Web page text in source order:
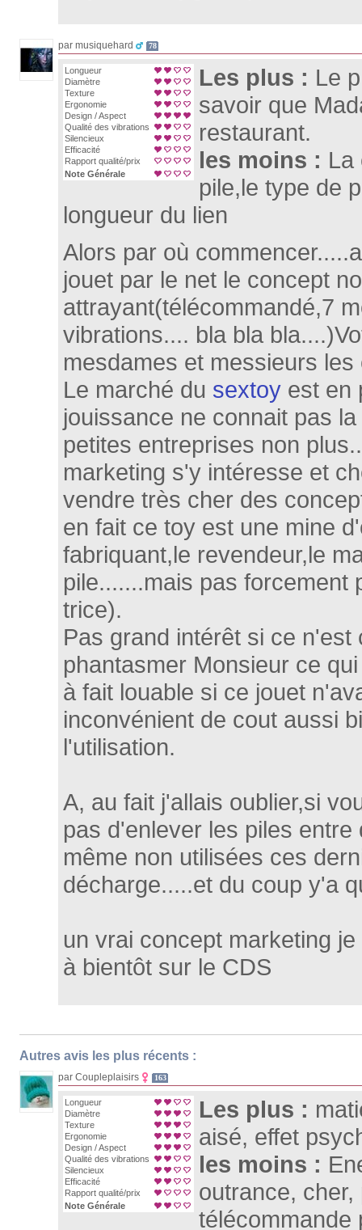
par musiquehard 78
Longueur
Diamètre
Texture
Ergonomie
Design / Aspect
Qualité des vibrations
Silencieux
Efficacité
Rapport qualité/prix
Note Générale
Les plus : Le
savoir que
restaurant.
les moins : La
pile,le type de
longueur du lien
Alors par où
jouet par le net le concept
attrayant(télécommandé,7
vibrations.... bla bla
mesdames et messieurs
Le marché du sextoy est en
jouissance ne connait pas
petites entreprises non
marketing s'y intéresse et
vendre très cher des
en fait ce toy est une mine
fabriquant,le revendeur,le
pile.......mais pas forcement
trice).
Pas grand intérêt si ce n'est
phantasmer Monsieur ce
à fait louable si ce jouet
inconvénient de cout aussi
l'utilisation.
A, au fait j'allais oublier,si
pas d'enlever les piles
même non utilisées ces
décharge.....et du coup y'a
un vrai concept marketing
à bientôt sur le CDS
Autres avis les plus récents :
par Coupleplaisirs 163
Longueur
Diamètre
Texture
Ergonomie
Design / Aspect
Qualité des vibrations
Silencieux
Efficacité
Rapport qualité/prix
Note Générale
Les plus :
aisé, effet
les moins :
outrance,
télécommande